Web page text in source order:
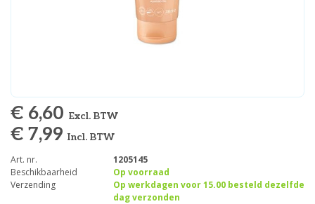
€ 6,60 Excl. BTW
€ 7,99 Incl. BTW
Art. nr.
1205145
Beschikbaarheid
Op voorraad
Verzending
Op werkdagen voor 15.00 besteld dezelfde
dag verzonden